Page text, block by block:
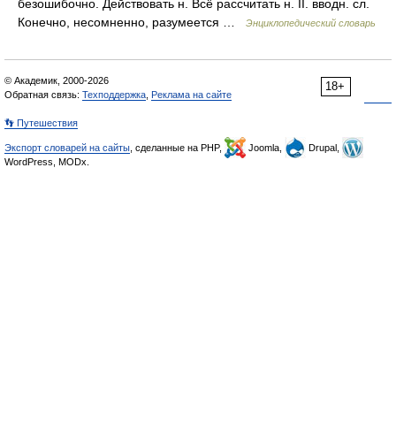
безошибочно. Действовать н. Всё рассчитать н. II. вводн. сл.
Конечно, несомненно, разумеется …
Энциклопедический словарь
18+
© Академик, 2000-2026
Обратная связь: Техподдержка Реклама на сайте
👣 Путешествия
Экспорт словарей на сайты , сделанные на PHP, Joomla,
Drupal,
WordPress, MODx.